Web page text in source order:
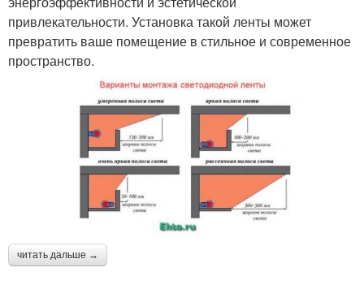
привлекательности. Установка такой ленты может
превратить ваше помещение в стильное и современное
пространство.
читать дальше →